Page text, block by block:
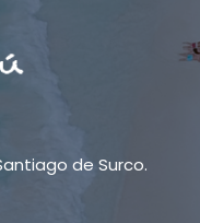
de Surco.